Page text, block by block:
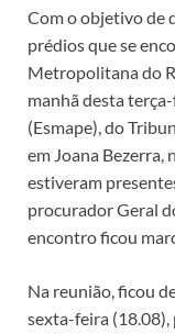
o
o
k
A
p
p
n
k
Com o objetivo de
prédios que se
Metropolitana do
manhã desta
(Esmape), do
em Joana Bezerra,
estiveram
procurador Geral
encontro ficou
Na reunião, ficou
sexta-feira (18.08),